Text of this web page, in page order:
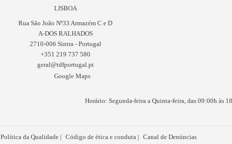
LISBOA
Rua São João Nº33 Armazém C e D
A-DOS RALHADOS
2710-006 Sintra - Portugal
+351 219 737 580
geral@tdfportugal.pt
Google Maps
Horário: Segunda-feira a Quinta-feira, das 09:00h às
Política da Qualidade Código de ética e conduta Canal de Denúncias